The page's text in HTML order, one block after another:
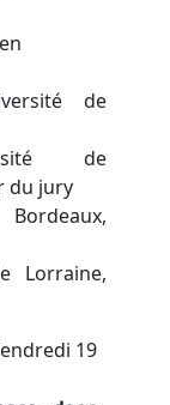
de
de
du jury
Lorraine,
19